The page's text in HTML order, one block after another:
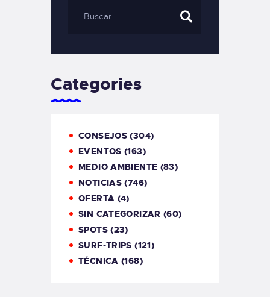
Categories
CONSEJOS (304)
EVENTOS (163)
MEDIO AMBIENTE (83)
NOTICIAS (746)
OFERTA (4)
SIN CATEGORIZAR (60)
SPOTS(23)
SURF-TRIPS (121)
TÉCNICA (168)